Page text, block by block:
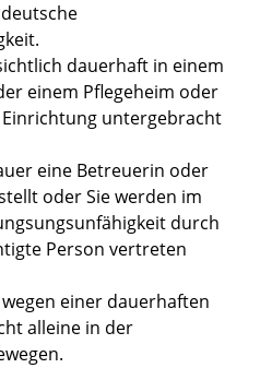
dauerhaft in einem
einem Pflegeheim oder
untergebracht
eine Betreuerin oder
oder Sie werden im
durch
Person vertreten
einer dauerhaften
alleine in der